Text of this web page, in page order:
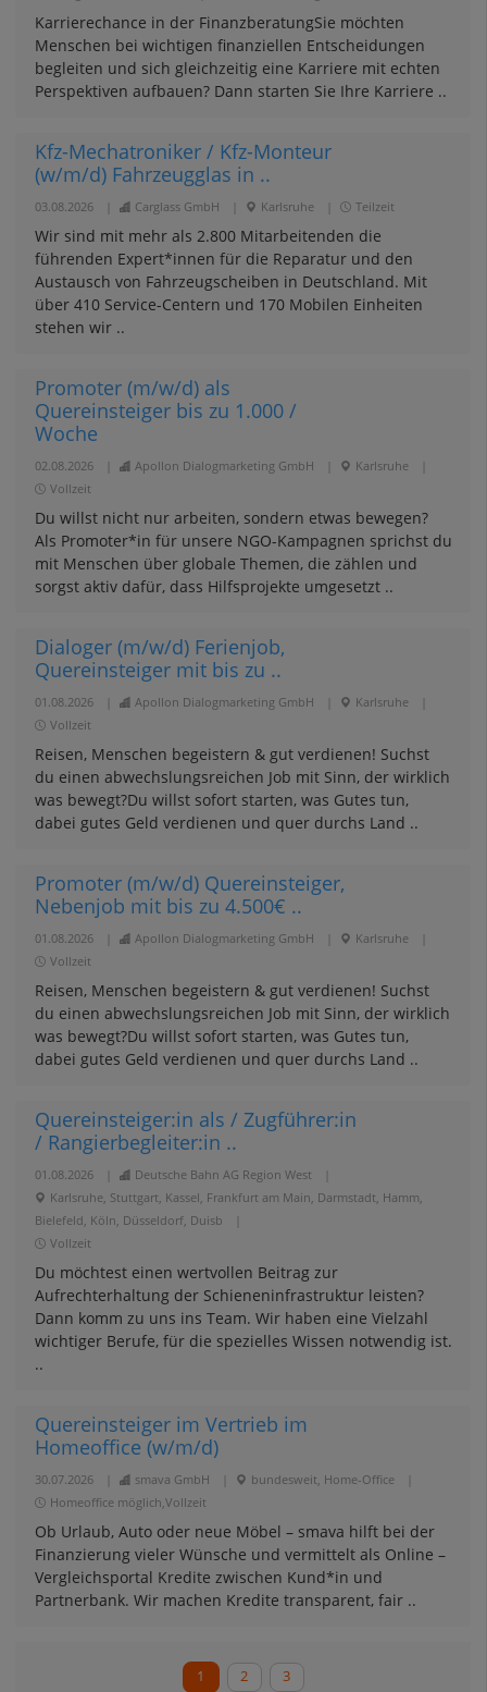
Karrierechance in der FinanzberatungSie möchten
Menschen bei wichtigen finanziellen Entscheidungen
begleiten und sich gleichzeitig eine Karriere mit echten
Perspektiven aufbauen? Dann starten Sie Ihre Karriere ..
Kfz-Mechatroniker / Kfz-Monteur
(w/m/d) Fahrzeugglas in ..
03.08.2026 Carglass GmbH Karlsruhe Teilzeit
Wir sind mit mehr als 2.800 Mitarbeitenden die
führenden Expert*innen für die Reparatur und den
Austausch von Fahrzeugscheiben in Deutschland. Mit
über 410 Service-Centern und 170 Mobilen Einheiten
stehen wir ..
Promoter (m/w/d) als
Quereinsteiger bis zu 1.000 /
Woche
02.08.2026 Apollon Dialogmarketing GmbH Karlsruhe
Vollzeit
Du willst nicht nur arbeiten, sondern etwas bewegen?
Als Promoter*in für unsere NGO-Kampagnen sprichst du
mit Menschen über globale Themen, die zählen und
sorgst aktiv dafür, dass Hilfsprojekte umgesetzt ..
Dialoger (m/w/d) Ferienjob,
Quereinsteiger mit bis zu ..
01.08.2026 Apollon Dialogmarketing GmbH Karlsruhe
Vollzeit
Reisen, Menschen begeistern & gut verdienen! Suchst
du einen abwechslungsreichen Job mit Sinn, der wirklich
was bewegt?Du willst sofort starten, was Gutes tun,
dabei gutes Geld verdienen und quer durchs Land ..
Promoter (m/w/d) Quereinsteiger,
Nebenjob mit bis zu 4.500€ ..
01.08.2026 Apollon Dialogmarketing GmbH Karlsruhe
Vollzeit
Reisen, Menschen begeistern & gut verdienen! Suchst
du einen abwechslungsreichen Job mit Sinn, der wirklich
was bewegt?Du willst sofort starten, was Gutes tun,
dabei gutes Geld verdienen und quer durchs Land ..
Quereinsteiger:in als / Zugführer:in
/ Rangierbegleiter:in ..
01.08.2026 Deutsche Bahn AG Region West
Karlsruhe, Stuttgart, Kassel, Frankfurt am Main, Darmstadt, Hamm,
Bielefeld, Köln, Düsseldorf, Duisb
Vollzeit
Du möchtest einen wertvollen Beitrag zur
Aufrechterhaltung der Schieneninfrastruktur leisten?
Dann komm zu uns ins Team. Wir haben eine Vielzahl
wichtiger Berufe, für die spezielles Wissen notwendig ist.
..
Quereinsteiger im Vertrieb im
Homeoffice (w/m/d)
30.07.2026 smava GmbH bundesweit, Home-Office
Homeoffice möglich,Vollzeit
Ob Urlaub, Auto oder neue Möbel – smava hilft bei der
Finanzierung vieler Wünsche und vermittelt als Online –
Vergleichsportal Kredite zwischen Kund*in und
Partnerbank. Wir machen Kredite transparent, fair ..
1 2 3